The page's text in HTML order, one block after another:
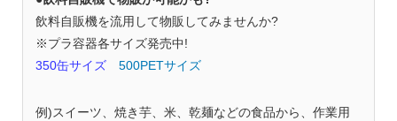
飲料自販機を流用して物販してみませんか?
※プラ容器各サイズ発売中!
350缶サイズ
500PETサイズ
例)スイーツ、焼き芋、米、乾麺などの食品から、作業用